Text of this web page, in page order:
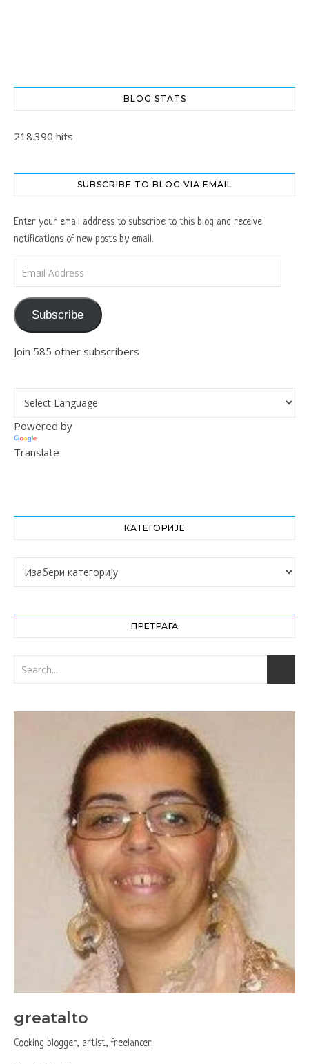
BLOG STATS
218.390 hits
SUBSCRIBE TO BLOG VIA EMAIL
Enter your email address to subscribe to this blog and receive
notifications of new posts by email.
Email Address
Subscribe
Join 585 other subscribers
Powered by
Translate
КАТЕГОРИЈЕ
Категорије
ПРЕТРАГА
greatalto
Cooking blogger, artist, freelancer.